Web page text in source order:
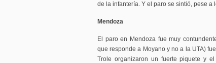
de la infantería. Y el paro se sintió, pese a
Mendoza
El paro en Mendoza fue muy
que responde a Moyano y no a la UTA)
Trole organizaron un fuerte piquete y